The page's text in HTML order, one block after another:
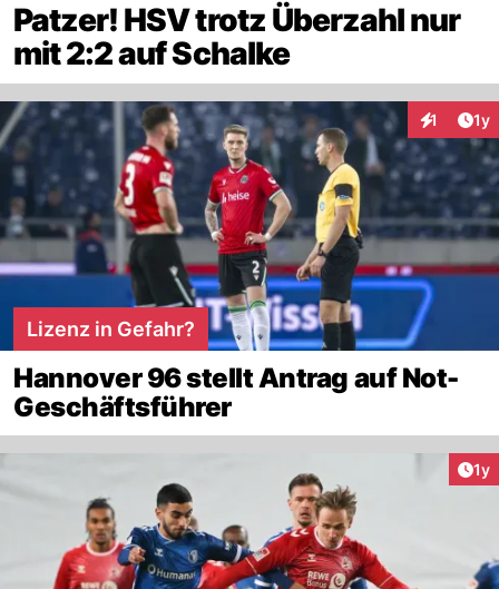
Patzer! HSV trotz Überzahl nur
mit 2:2 auf Schalke
1 1y
Lizenz in Gefahr?
Hannover 96 stellt Antrag auf Not-
Geschäftsführer
1y